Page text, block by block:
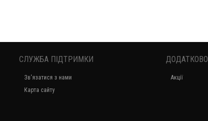
СЛУЖБА ПІДТРИМКИ
Зв'язатися з нами
Карта сайту
ДОДАТКОВО
Акції